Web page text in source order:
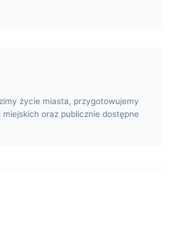
życie miasta, przygotowujemy
oraz publicznie dostępne